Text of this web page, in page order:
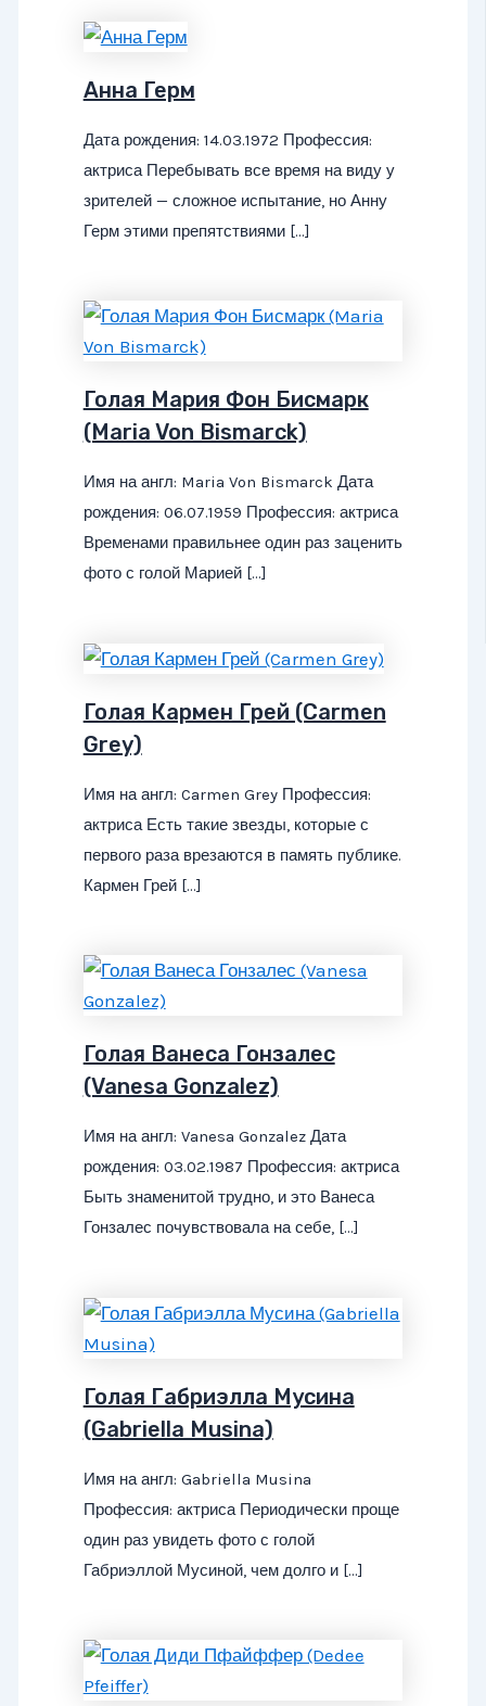
Анна Герм
Дата рождения: 14.03.1972 Профессия:
актриса Перебывать все время на виду у
зрителей — сложное испытание, но Анну
Герм этими препятствиями […]
Голая Мария Фон Бисмарк
(Maria Von Bismarck)
Имя на англ: Maria Von Bismarck Дата
рождения: 06.07.1959 Профессия: актриса
Временами правильнее один раз заценить
фото с голой Марией […]
Голая Кармен Грей (Carmen
Grey)
Имя на англ: Carmen Grey Профессия:
актриса Есть такие звезды, которые с
первого раза врезаются в память публике.
Кармен Грей […]
Голая Ванеса Гонзалес
(Vanesa Gonzalez)
Имя на англ: Vanesa Gonzalez Дата
рождения: 03.02.1987 Профессия: актриса
Быть знаменитой трудно, и это Ванеса
Гонзалес почувствовала на себе, […]
Голая Габриэлла Мусина
(Gabriella Musina)
Имя на англ: Gabriella Musina
Профессия: актриса Периодически проще
один раз увидеть фото с голой
Габриэллой Мусиной, чем долго и […]